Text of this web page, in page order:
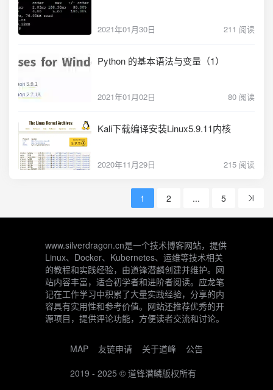
2021年01月30日 211 阅读
Python 的基本语法与变量（1）
2021年01月02日 80 阅读
Kali下载编译安装Linux5.9.11内核
2020年11月29日 215 阅读
1 2 ... 5
www.silverdragon.cn是一个技术博客网站，提供
Linux、Docker、Kubernetes、运维等技术相关
的教程和实践经验，由道锋潜麟创建并维护。网
站内容丰富，适合初学者和进阶者阅读。应龙笔
记在工作学习中积累了大量实践经验，分享的内
容具有实用性和参考价值。网站还推荐优秀的开
源项目，提供评论功能，方便读者交流和讨论。
MAP 友链申请 关于道峰
公告
2019 - 2025 © 道锋潜鳞版权所有